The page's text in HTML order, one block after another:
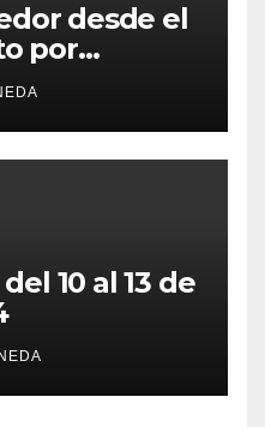
desde el
por
10 al 13 de